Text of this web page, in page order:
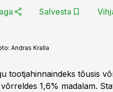
Salvesta
Andras Kralla
tootjahinnaindeks tõusis
1,6% madalam.